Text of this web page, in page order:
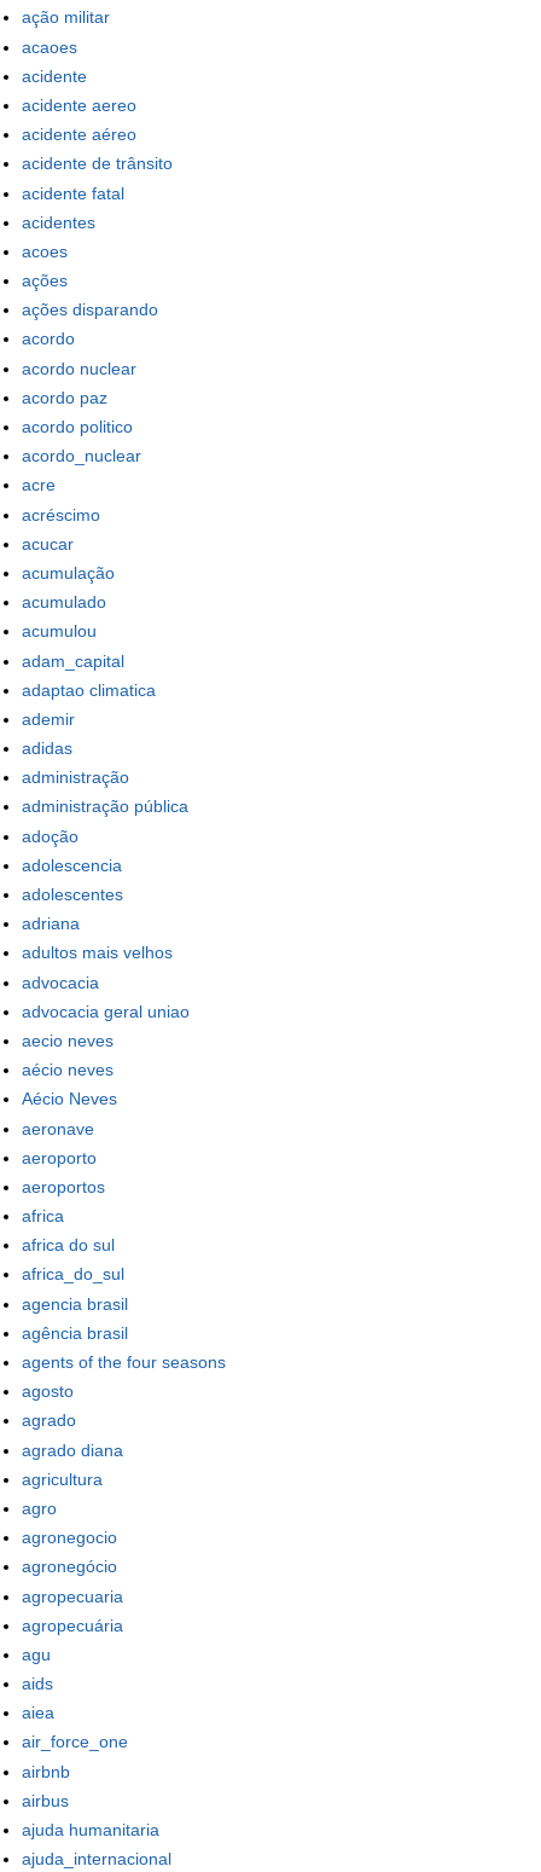
ação militar
acaoes
acidente
acidente aereo
acidente aéreo
acidente de trânsito
acidente fatal
acidentes
acoes
ações
ações disparando
acordo
acordo nuclear
acordo paz
acordo politico
acordo_nuclear
acre
acréscimo
acucar
acumulação
acumulado
acumulou
adam_capital
adaptao climatica
ademir
adidas
administração
administração pública
adoção
adolescencia
adolescentes
adriana
adultos mais velhos
advocacia
advocacia geral uniao
aecio neves
aécio neves
Aécio Neves
aeronave
aeroporto
aeroportos
africa
africa do sul
africa_do_sul
agencia brasil
agência brasil
agents of the four seasons
agosto
agrado
agrado diana
agricultura
agro
agronegocio
agronegócio
agropecuaria
agropecuária
agu
aids
aiea
air_force_one
airbnb
airbus
ajuda humanitaria
ajuda_internacional